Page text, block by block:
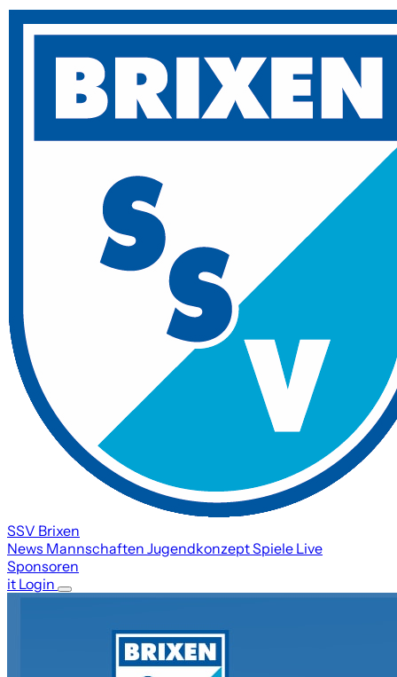
SSV Brixen
News Mannschaften JugendkonzeptSpiele Live
Sponsoren
it Login